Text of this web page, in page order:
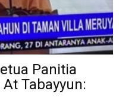
Panitia
Tabayyun: